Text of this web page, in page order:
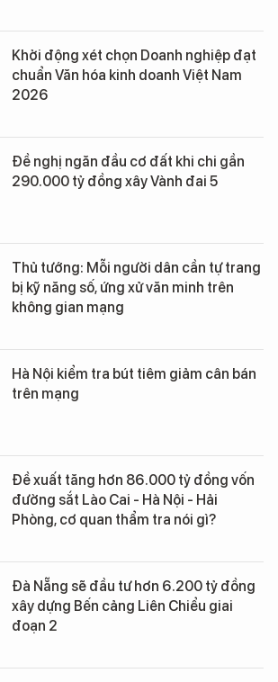
Khởi động xét chọn Doanh nghiệp đạt
chuẩn Văn hóa kinh doanh Việt Nam
2026
Đề nghị ngăn đầu cơ đất khi chi gần
290.000 tỷ đồng xây Vành đai 5
Thủ tướng: Mỗi người dân cần tự trang
bị kỹ năng số, ứng xử văn minh trên
không gian mạng
Hà Nội kiểm tra bút tiêm giảm cân bán
trên mạng
Đề xuất tăng hơn 86.000 tỷ đồng vốn
đường sắt Lào Cai - Hà Nội - Hải
Phòng, cơ quan thẩm tra nói gì?
Đà Nẵng sẽ đầu tư hơn 6.200 tỷ đồng
xây dựng Bến cảng Liên Chiểu giai
đoạn 2